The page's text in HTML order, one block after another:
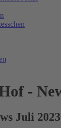
-
Juli 2023